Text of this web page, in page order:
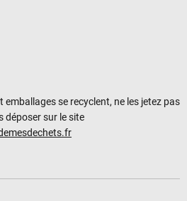
emballages se recyclent, ne les jetez pas
déposer sur le site